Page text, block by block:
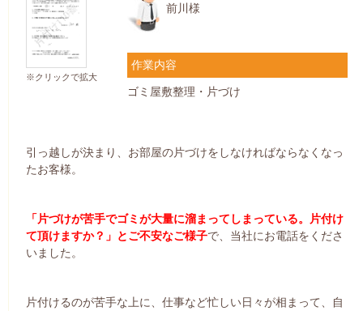
※クリックで拡大
前川様
作業内容
ゴミ屋敷整理・片づけ
引っ越しが決まり、お部屋の片づけをしなければならなくなっ
たお客様。
「片づけが苦手でゴミが大量に溜まってしまっている。片付け
て頂けますか？」とご不安なご様子で、当社にお電話をくださ
いました。
片付けるのが苦手な上に、仕事など忙しい日々が相まって、自